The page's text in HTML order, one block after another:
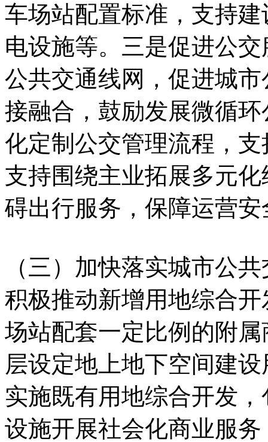
车场站配置标准，支持
电设施等。三是促进公
公共交通线网，促进城
接融合，鼓励发展微循
化定制公交管理流程，
支持围绕主业拓展多元
碍出行服务，保障运营安
（三）加快落实城市公
积极推动新增用地综合
场站配套一定比例的附
层设定地上地下空间建
实施既有用地综合开发
设施开展社会化商业服